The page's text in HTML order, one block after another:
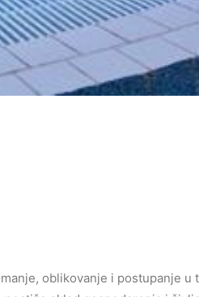
oblikovanje i postupanje u